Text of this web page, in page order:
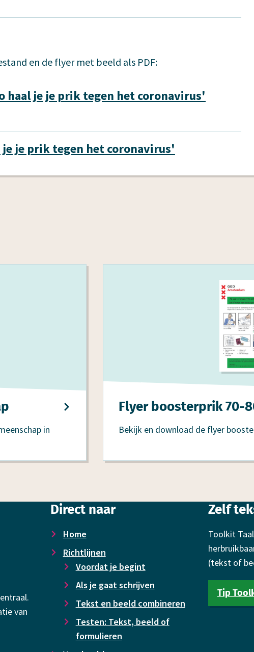
en de flyer met beeld als PDF:
haal je je prik tegen het coronavirus'
je prik tegen het coronavirus'
in
Flyer boosterprik 70-
Bekijk en download de flyer
van
Direct naar
Home
Richtlijnen
Voor­dat je begint
Als je gaat schrijven
Tekst en beeld combineren
Testen: Tekst, beeld of
formulieren
Zelf
Toolkit
(tekst of
Tip